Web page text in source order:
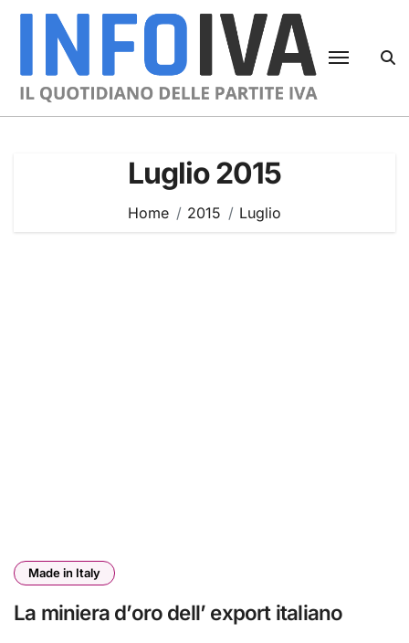
Skip
Luglio 2015
Home 2015 Luglio
Made in Italy
La miniera d’oro dell’ export italiano